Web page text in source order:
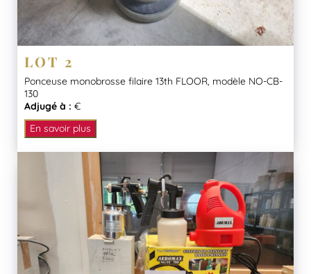
LOT 2
Ponceuse monobrosse filaire 13th FLOOR, modèle NO-CB-
130
Adjugé à : €
En savoir plus